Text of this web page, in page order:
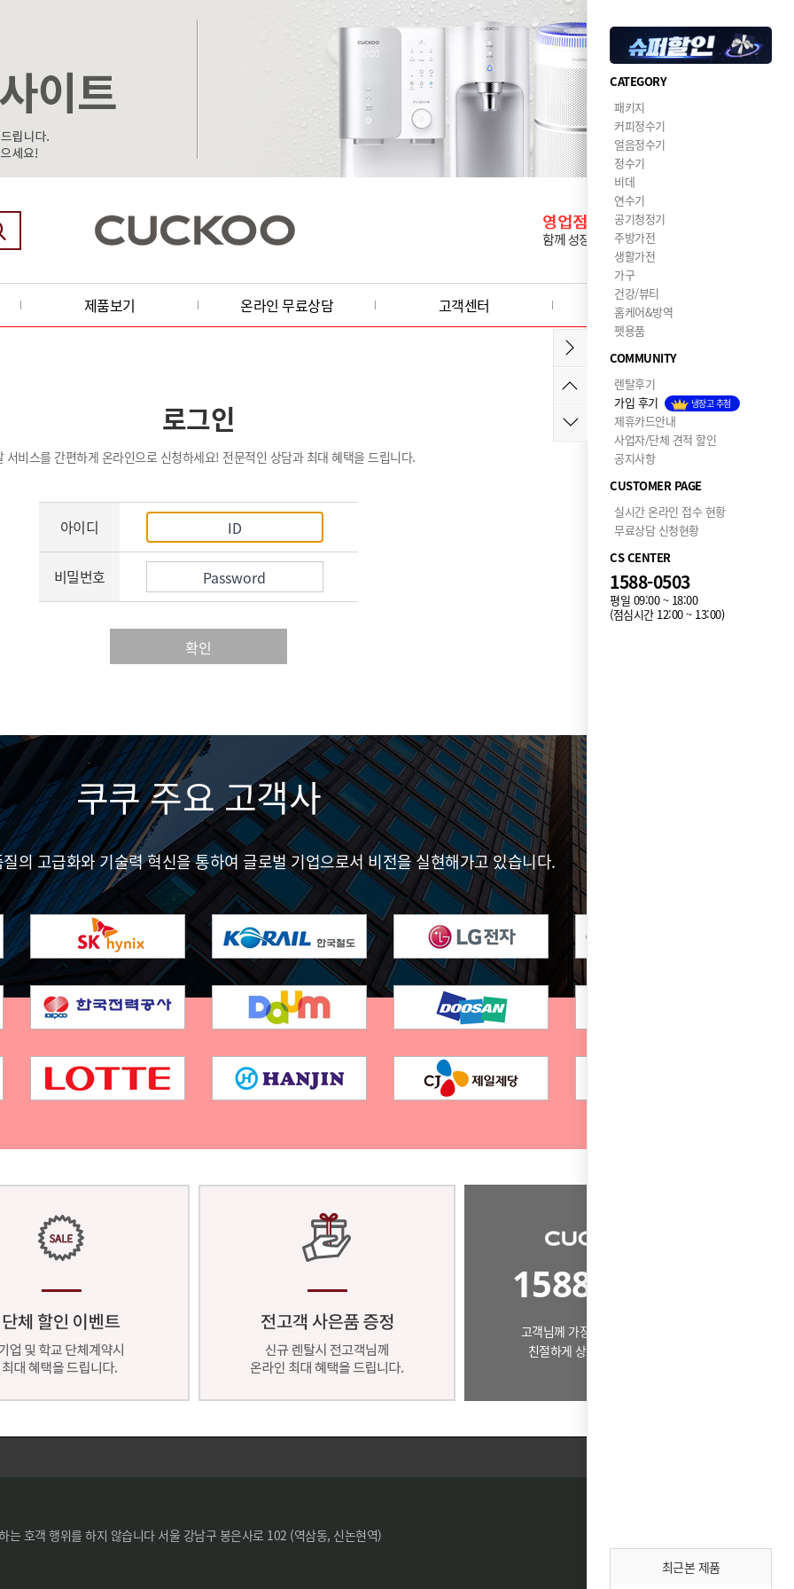
제품보기 온라인 무료상담 고객센터 이달의혜택
로그인
서비스를 간편하게 온라인으로 신청하세요! 전문적인 상담과 최대 혜택을 드립니다.
아이디
비밀번호
확인
쿠쿠 주요 고객사
의 고급화와 기술력 혁신을 통하여 글로벌 기업으로서 비전을 실현해가고 있습니다.
1588-0503
고객님께 가장 알맞은 제품으로
친절하게 상담드리겠습니다.
호객 행위를 하지 않습니다 서울 강남구 봉은사로 102 (역삼동, 신논현역)
CATEGORY
패키지
커피정수기
얼음정수기
정수기
비데
연수기
공기청정기
주방가전
생활가전
가구
건강/뷰티
홈케어&방역
펫용품
COMMUNITY
렌탈후기
가입 후기
냉장고 추첨
제휴카드안내
사업자/단체 견적 할인
공지사항
CUSTOMER PAGE
실시간 온라인 접수 현황
무료상담 신청현황
CS CENTER
1588-0503
평일 09:00 ~ 18:00
(점심시간 12:00 ~ 13:00)
최근본 제품